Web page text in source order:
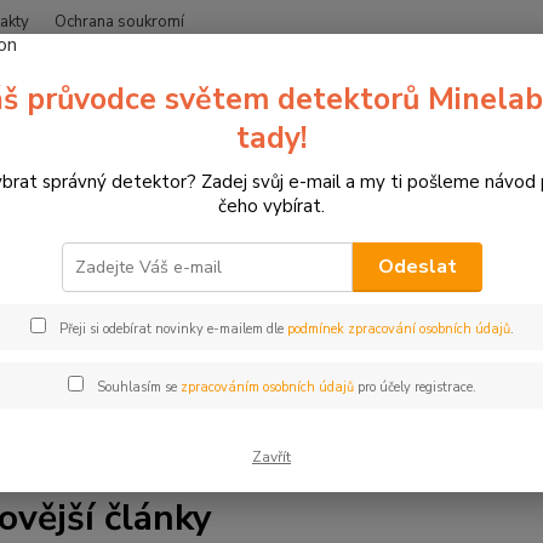
Ochrana soukromí
Hledat
blogu zipsy.cz. Jsme specializovaný prodejce detektorů
vše, co potřebujete vědět. Najdete zde tipy a rady pro
také články o lukostřelbě, 3D terčích a závodech. Ať už jste
články
průvodce světem detektorů
tady!
správný detektor? Zadej svůj e-mail a my ti pošleme návod
čeho vybírat.
Odeslat
Přeji si odebírat novinky e-mailem dle podmínek zpracování osobních údajů.
Souhlasím se zpracováním osobních údajůpro účely registrace.
Zavřít